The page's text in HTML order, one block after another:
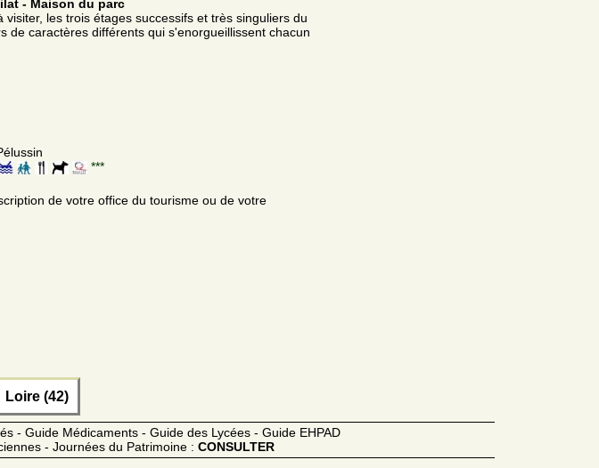
- Maison du parc
visiter, les trois étages successifs et très singuliers du
de caractères différents qui s'enorgueillissent chacun
***
de votre office du tourisme ou de votre
Loire (42)
- Guide Médicaments - Guide des Lycées - Guide EHPAD
- Journées du Patrimoine : CONSULTER